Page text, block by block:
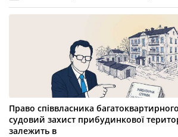
Право співвласника
судовий захист прибудинкової
залежить в